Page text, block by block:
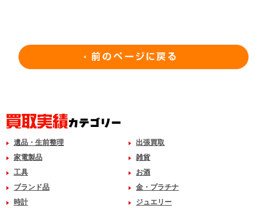
遺品・生前整理
出張買取
家電製品
雑貨
工具
お酒
ブランド品
金・プラチナ
時計
ジュエリー